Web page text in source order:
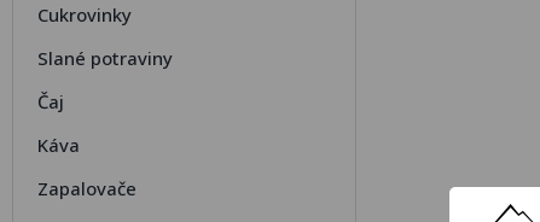
Cukrovinky
Slané potraviny
Čaj
Káva
Zapalovače